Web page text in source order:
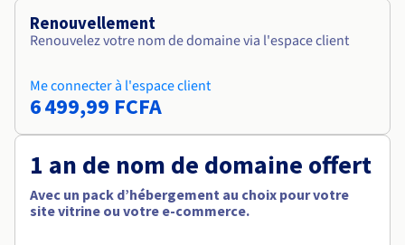
Renouvellement
Renouvelez votre nom de domaine via l'espace client
Me connecter à l'espace client
6 499,99 FCFA
1 an de nom de domaine offert
Avec un pack d’hébergement au choix pour votre
site vitrine ou votre e-commerce.